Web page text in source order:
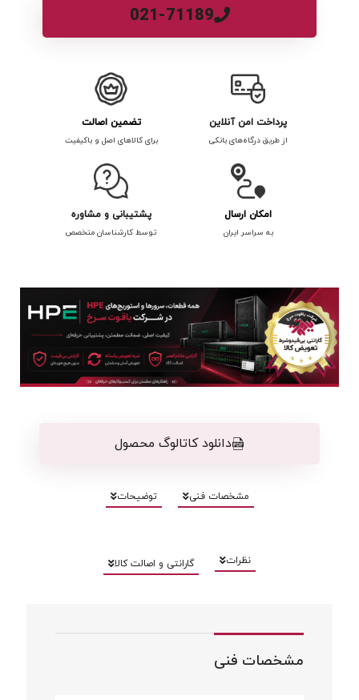
021-71189
پرداخت امن آنلاین
از طریق درگاه‌های بانکی
تضمین اصالت
برای کالاهای اصل و باکیفیت
امکان ارسال
به سراسر ایران
پشتیبانی و مشاوره
توسط کارشناسان متخصص
دانلود کاتالوگ محصول
مشخصات فنی توضیحات
نظرات گارانتی و اصالت کالا
مشخصات فنی